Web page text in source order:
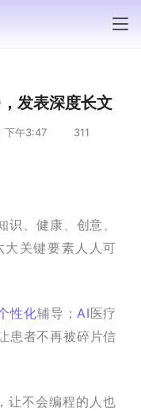
发表深度长文
下午3:47 311
识、健康、创意、
关键要素人人可
性化辅导；AI医疗
患者不再被碎片信
让不会编程的人也